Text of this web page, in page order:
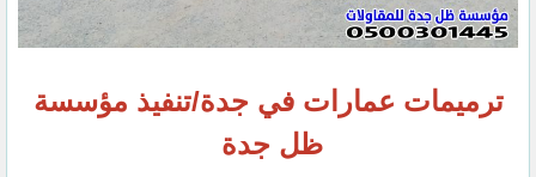
ترميمات عمارات في جدة/تنفيذ مؤسسة
ظل جدة